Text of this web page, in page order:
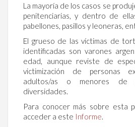
La mayoría de los casos se
penitenciarias, y dentro de
pabellones, pasillos y leoneras,
El grueso de las víctimas de
identificadas son varones
edad, aunque reviste de
victimización de personas
adultos/as o menores de
diversidades.
Para conocer más sobre esta
acceder a este Informe